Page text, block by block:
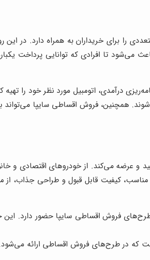
را برای خریداران به همراه دارد. در
تا افرادی که توانایی پرداخت یکباره
درآمدی، اتومبیل مورد نظر خود را
همچنین، فروش اقساطی سایپا
و عرضه می‌کند. از خودروهای اقتصادی و
کیفیت قابل قبول و طراحی جذاب، از
طرح‌های فروش اقساطی سایپا حضور دارد.
که در طرح‌های فروش اقساطی ارائه